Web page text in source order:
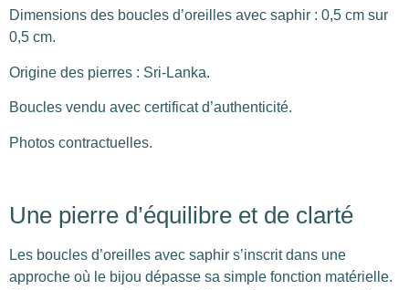
Dimensions des boucles d’oreilles avec saphir : 0,5 cm sur
0,5 cm.
Origine des pierres : Sri-Lanka.
Boucles vendu avec certificat d’authenticité.
Photos contractuelles.
Une pierre d’équilibre et de clarté
Les boucles d’oreilles avec saphir s’inscrit dans une
approche où le bijou dépasse sa simple fonction matérielle.